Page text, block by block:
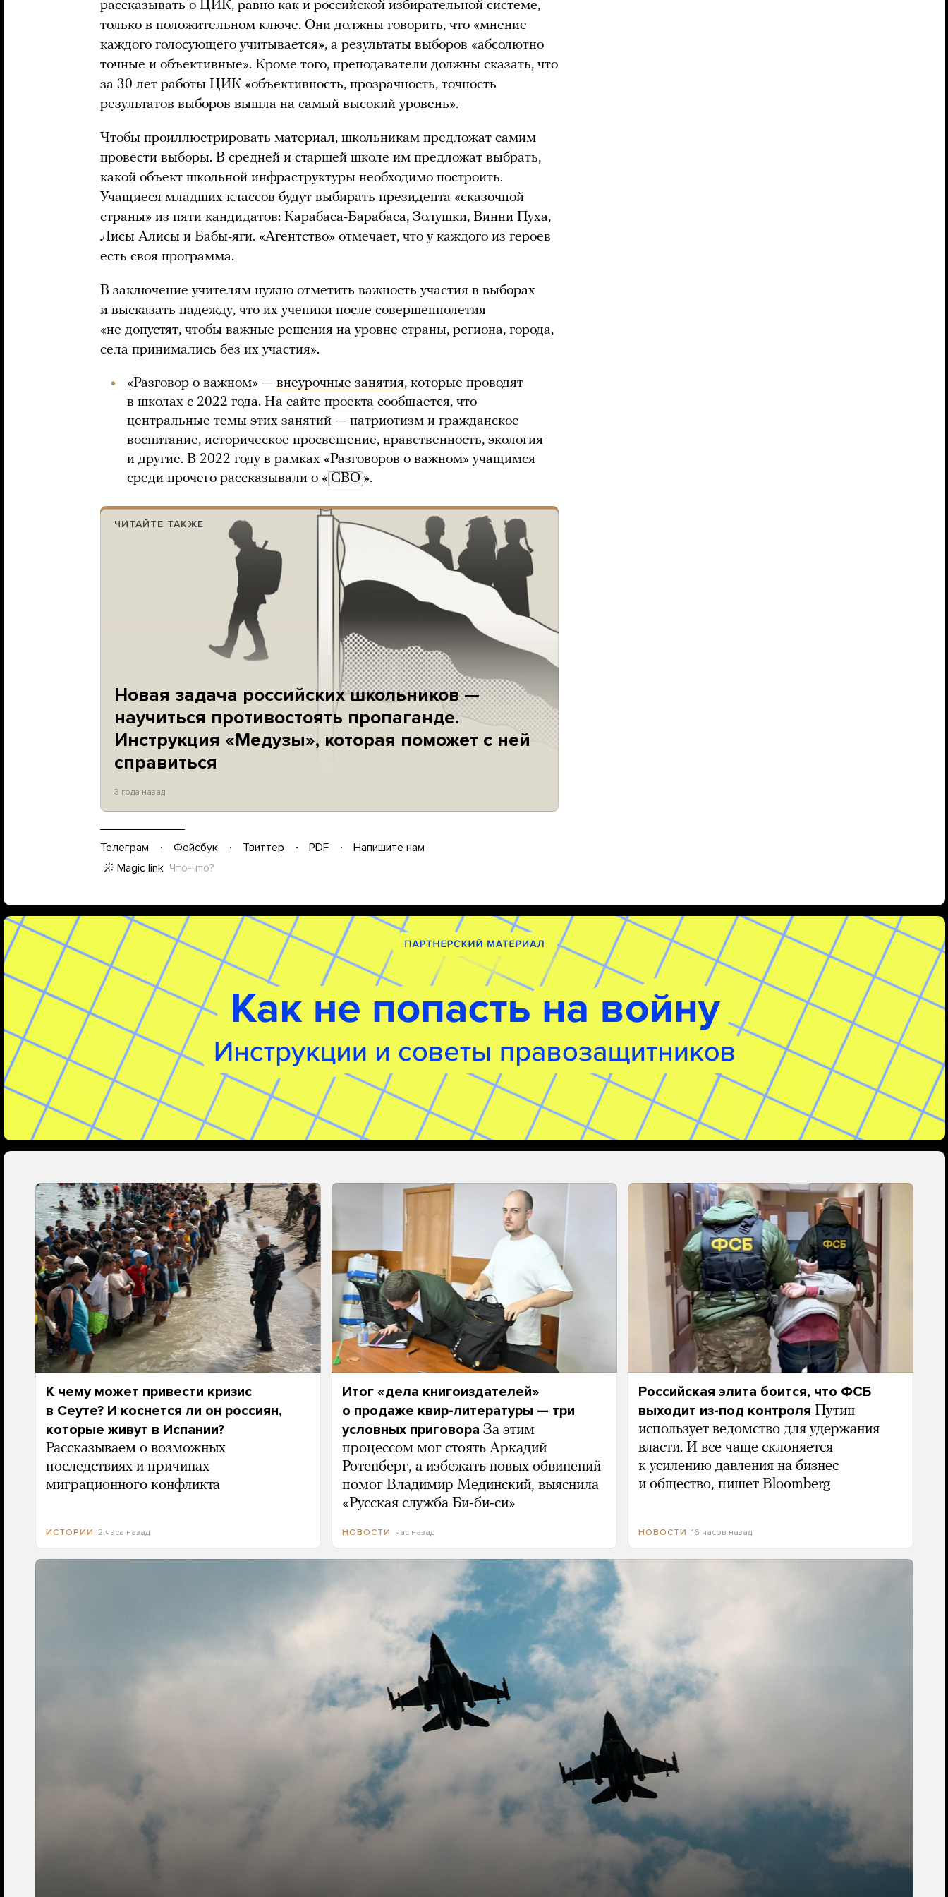
рассказывать о ЦИК, равно как и российской избирательной системе,
только в положительном ключе. Они должны говорить, что «мнение
каждого голосующего учитывается», а результаты выборов «абсолютно
точные и объективные». Кроме того, преподаватели должны сказать, что
за 30 лет работы ЦИК «объективность, прозрачность, точность
результатов выборов вышла на самый высокий уровень».
Чтобы проиллюстрировать материал, школьникам предложат самим
провести выборы. В средней и старшей школе им предложат выбрать,
какой объект школьной инфраструктуры необходимо построить.
Учащиеся младших классов будут выбирать президента «сказочной
страны» из пяти кандидатов: Карабаса-Барабаса, Золушки, Винни Пуха,
Лисы Алисы и Бабы-яги. «Агентство» отмечает, что у каждого из героев
есть своя программа.
В заключение учителям нужно отметить важность участия в выборах
и высказать надежду, что их ученики после совершеннолетия
«не допустят, чтобы важные решения на уровне страны, региона, города,
села принимались без их участия».
«Разговор о важном» — внеурочные занятия, которые проводят
в школах с 2022 года. На сайте проекта сообщается, что
центральные темы этих занятий — патриотизм и гражданское
воспитание, историческое просвещение, нравственность, экология
и другие. В 2022 году в рамках «Разговоров о важном» учащимся
среди прочего рассказывали о « СВО ».
ЧИТАЙТЕ ТАКЖЕ
Новая задача российских школьников —
научиться противостоять пропаганде.
Инструкция «Медузы», которая поможет с ней
справиться
3 года назад
Телеграм Фейсбук Твиттер PDF
Напишите нам
Magic link Что-что?
К чему может привести кризис
в Сеуте? И коснется ли он россиян,
которые живут в Испании?
Рассказываем о возможных
последствиях и причинах
миграционного конфликта
ИСТОРИИ 2 часа назад
Итог «дела книгоиздателей»
о продаже квир-литературы — три
условных приговора За этим
процессом мог стоять Аркадий
Ротенберг, а избежать новых обвинений
помог Владимир Мединский, выяснила
«Русская служба Би-би-си»
НОВОСТИ час назад
Российская элита боится, что ФСБ
выходит из-под контроля Путин
использует ведомство для удержания
власти. И все чаще склоняется
к усилению давления на бизнес
и общество, пишет Bloomberg
НОВОСТИ 16 часов назад